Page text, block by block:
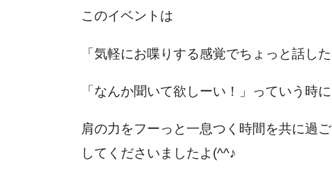
このイベントは
「気軽にお喋りする感覚でちょっと話した
「なんか聞いて欲しーい！」っていう時に
肩の力をフーっと一息つく時間を共に過
してくださいましたよ(^^♪